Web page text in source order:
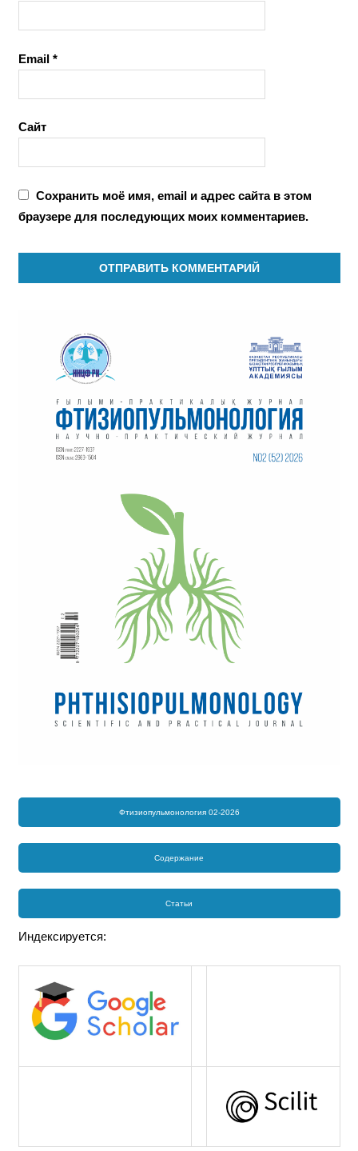
Email *
Сайт
Сохранить моё имя, email и адрес сайта в этом
браузере для последующих моих комментариев.
Фтизиопульмонология 02-2026
Содержание
Статьи
Индексируется: